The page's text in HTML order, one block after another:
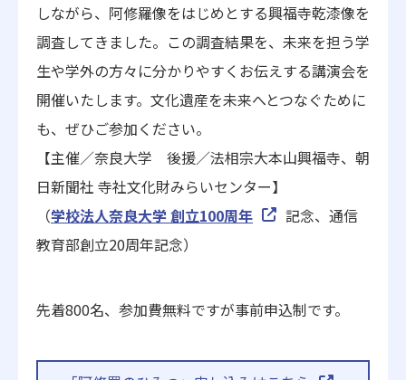
地歴甲子園 法人本部
しながら、阿修羅像をはじめとする興福寺乾漆像を
調査してきました。この調査結果を、未来を担う学
生や学外の方々に分かりやすくお伝えする講演会を
開催いたします。文化遺産を未来へとつなぐために
も、ぜひご参加ください。
【主催／奈良大学 後援／法相宗大本山興福寺、朝
日新聞社 寺社文化財みらいセンター】
（学校法人奈良大学 創立100周年
記念、通信
教育部創立20周年記念）
先着800名、参加費無料ですが事前申込制です。